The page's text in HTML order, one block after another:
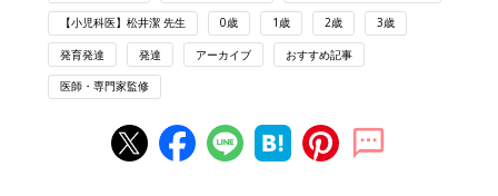
便が出にくいとき 便が出にくいときにやってはいけな
いこと
赤ちゃんの便秘の原因と気をつけること
【小児科医】松井潔 先生 0歳 1歳 2歳 3歳
発育発達 発達 アーカイブ おすすめ記事
医師・専門家監修